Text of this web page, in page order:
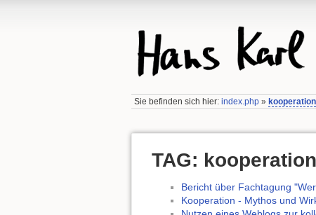
Sie befinden sich hier:index.php »kooperation
TAG: kooperation
Bericht über Fachtagung
Kooperation - Mythos und